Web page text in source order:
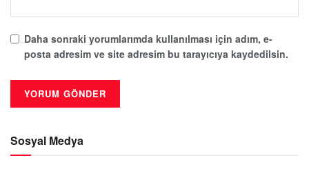
Daha sonraki yorumlarımda kullanılması için adım, e-
posta adresim ve site adresim bu tarayıcıya kaydedilsin.
Sosyal Medya